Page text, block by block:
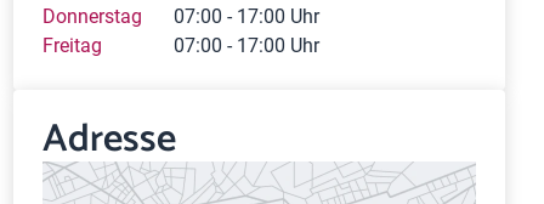
Donnerstag
07:00 - 17:00 Uhr
Freitag
07:00 - 17:00 Uhr
Adresse